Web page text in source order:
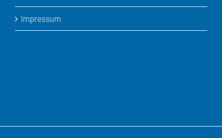
Impressum